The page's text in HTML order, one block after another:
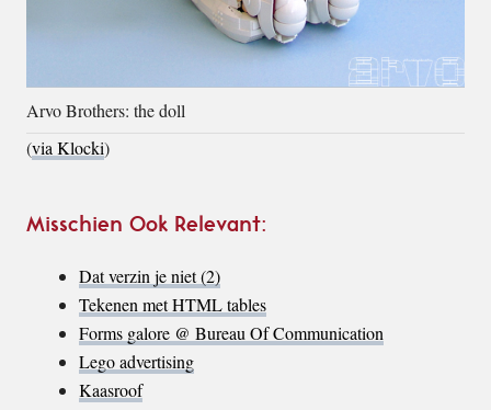
Arvo Brothers: the doll
(via Klocki)
Misschien Ook Relevant:
Dat verzin je niet (2)
Tekenen met HTML tables
Forms galore @ Bureau Of Communication
Lego advertising
Kaasroof